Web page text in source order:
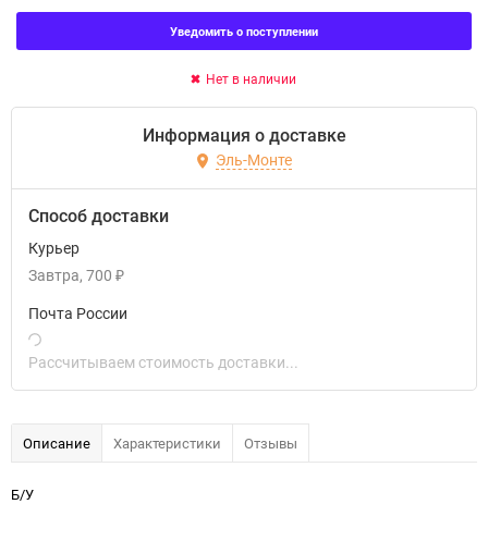
Уведомить о поступлении
Нет в наличии
Информация о доставке
Эль-Монте
Способ доставки
Курьер
Завтра 700 ₽
Почта России
Рассчитываем стоимость доставки...
Описание Характеристики Отзывы
Б/У